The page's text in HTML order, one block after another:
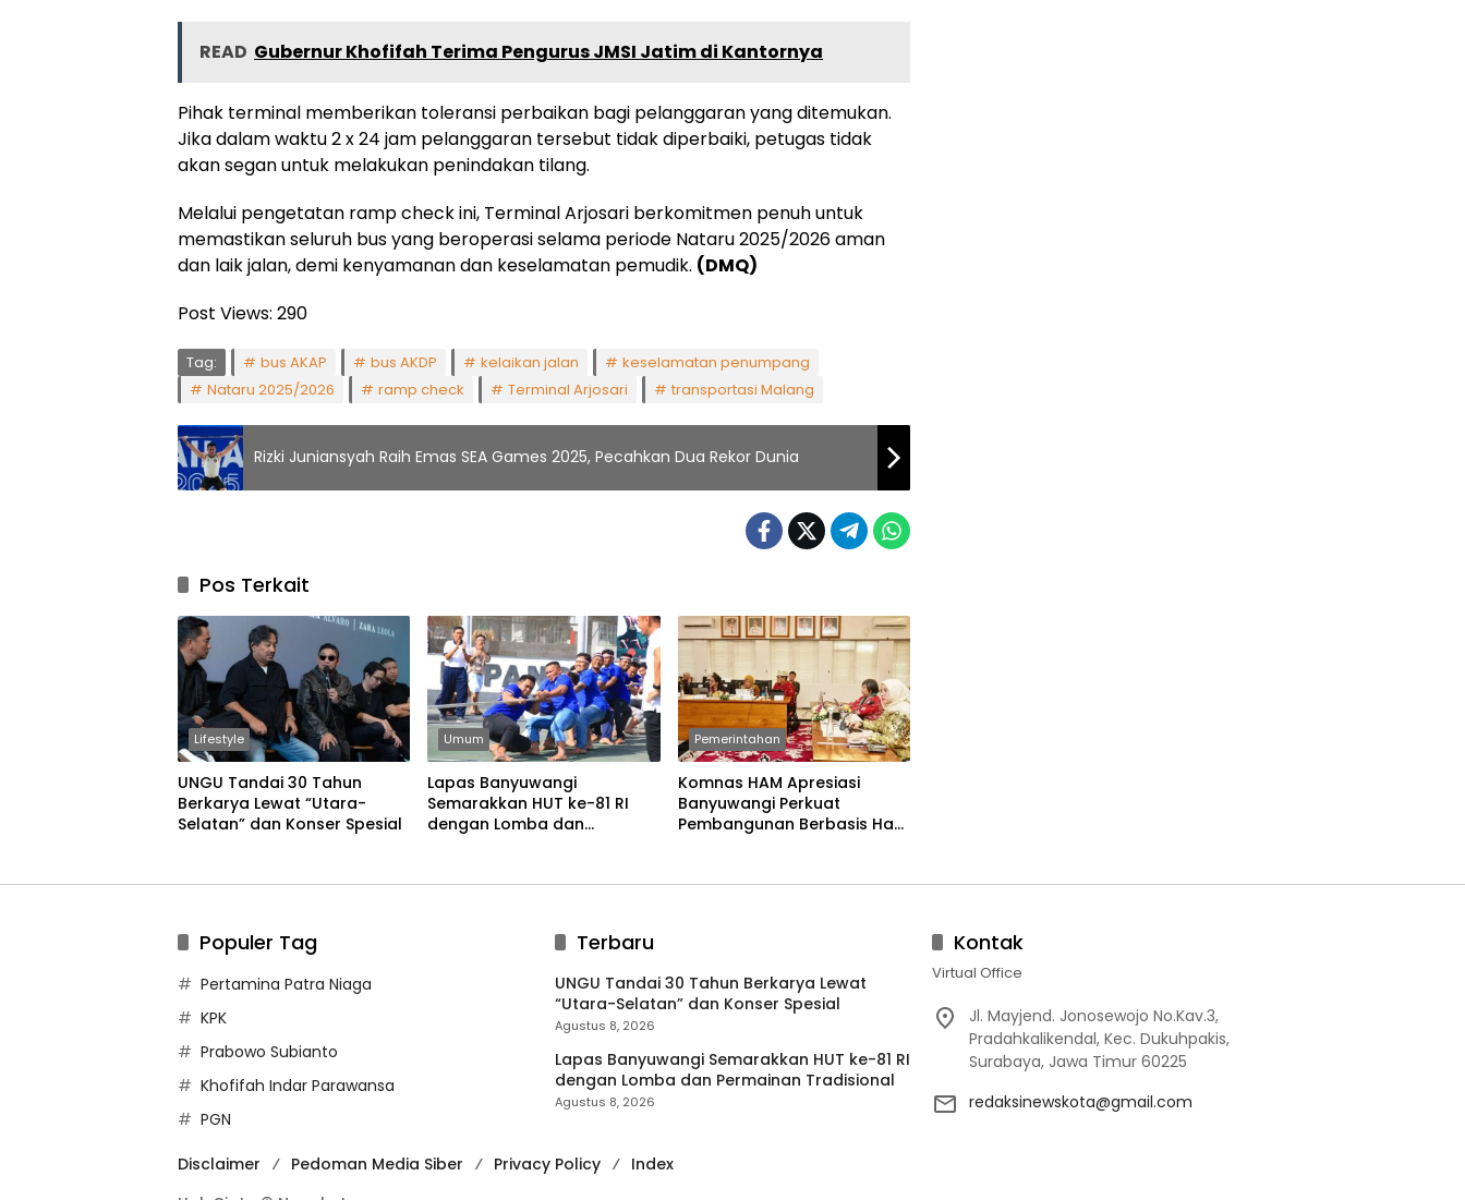
READ Gubernur Khofifah Terima Pengurus JMSI Jatim di Kantornya
Pihak terminal memberikan toleransi perbaikan bagi pelanggaran yang ditemukan.
Jika dalam waktu 2 x 24 jam pelanggaran tersebut tidak diperbaiki, petugas tidak
akan segan untuk melakukan penindakan tilang.
Melalui pengetatan ramp check ini, Terminal Arjosari berkomitmen penuh untuk
memastikan seluruh bus yang beroperasi selama periode Nataru 2025/2026 aman
dan laik jalan, demi kenyamanan dan keselamatan pemudik. (DMQ)
Post Views: 290
Tag: bus AKAP bus AKDP kelaikan jalan
keselamatan penumpang
Nataru 2025/2026
ramp check Terminal Arjosari transportasi Malang
Rizki Juniansyah Raih Emas SEA Games 2025, Pecahkan Dua Rekor Dunia
Pos Terkait
Lifestyle
UNGU Tandai 30 Tahun
Berkarya Lewat “Utara-
Selatan” dan Konser Spesial
Umum
Lapas Banyuwangi
Semarakkan HUT ke-81 RI
dengan Lomba dan
Pemerintahan
Komnas HAM Apresiasi
Banyuwangi Perkuat
Pembangunan Berbasis Hak
Populer Tag
Pertamina Patra Niaga
KPK
Prabowo Subianto
Khofifah Indar Parawansa
PGN
Terbaru
UNGU Tandai 30 Tahun Berkarya Lewat
“Utara-Selatan” dan Konser Spesial
Agustus 8, 2026
Lapas Banyuwangi Semarakkan HUT ke-81 RI
dengan Lomba dan Permainan Tradisional
Agustus 8, 2026
Kontak
Virtual Office
Jl. Mayjend. Jonosewojo No.Kav.3,
Pradahkalikendal, Kec. Dukuhpakis,
Surabaya, Jawa Timur 60225
redaksinewskota@gmail.com
Disclaimer Pedoman Media Siber Privacy Policy
Index